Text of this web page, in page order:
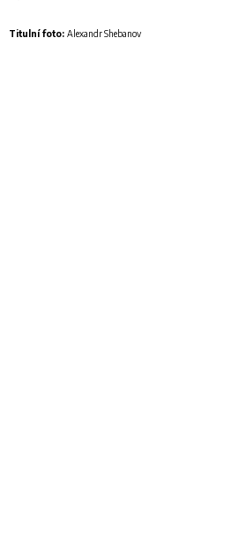
Titulní foto: Alexandr Shebanov